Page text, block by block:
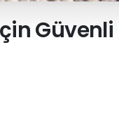
Güvenli